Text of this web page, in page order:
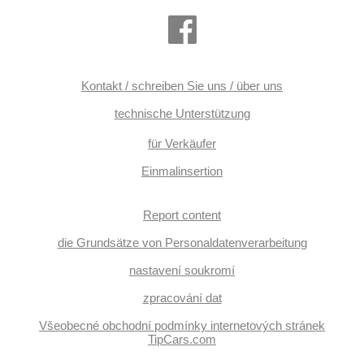
Kontakt / schreiben Sie uns / über uns
technische Unterstützung
für Verkäufer
Einmalinsertion
Report content
die Grundsätze von Personaldatenverarbeitung
nastavení soukromí
zpracování dat
Všeobecné obchodní podmínky internetových stránek
TipCars.com